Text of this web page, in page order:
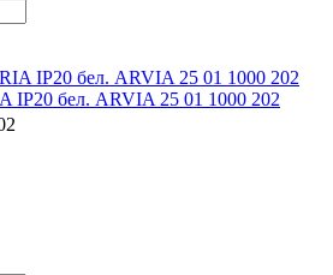
IP20 бел. ARVIA 25 01 1000 202